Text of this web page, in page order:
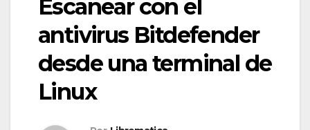
Escanear con el
antivirus Bitdefender
desde una terminal de
Linux